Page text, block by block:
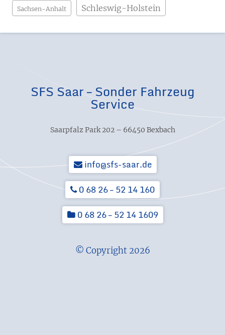
Sachsen-Anhalt Schleswig-Holstein
SFS Saar – Sonder Fahrzeug
Service
Saarpfalz Park 202 – 66450 Bexbach
info@sfs-saar.de
0 68 26 – 52 14 160
0 68 26 – 52 14 1609
© Copyright 2026